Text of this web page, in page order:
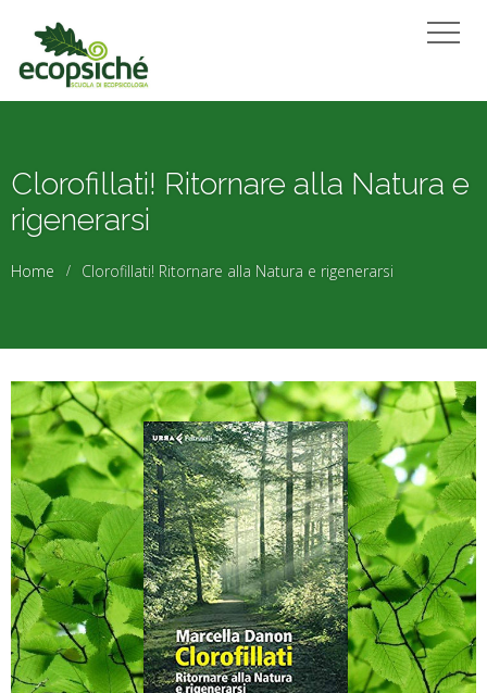
Clorofillati! Ritornare alla Natura e
rigenerarsi
Home Clorofillati! Ritornare alla Natura e rigenerarsi